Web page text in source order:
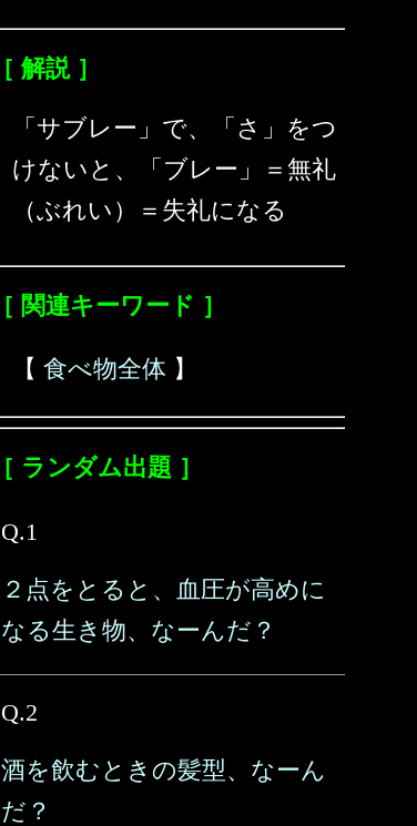
［ 解説 ］
「サブレー」で、「さ」をつ
けないと、「ブレー」＝無礼
（ぶれい）＝失礼になる
［ 関連キーワード ］
【 食べ物全体 】
［ ランダム出題 ］
Q.1
２点をとると、血圧が高めに
なる生き物、なーんだ？
Q.2
酒を飲むときの髪型、なーん
だ？